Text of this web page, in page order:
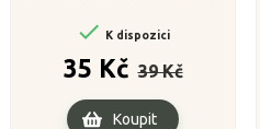
 K dispozici
35 Kč cena
39 Kč
Cena
Koupit